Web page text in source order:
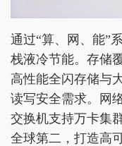
通过“算、网、能”
栈液冷节能。存储
高性能全闪存储与
读写安全需求。网
交换机支持万卡集
全球第二，打造高